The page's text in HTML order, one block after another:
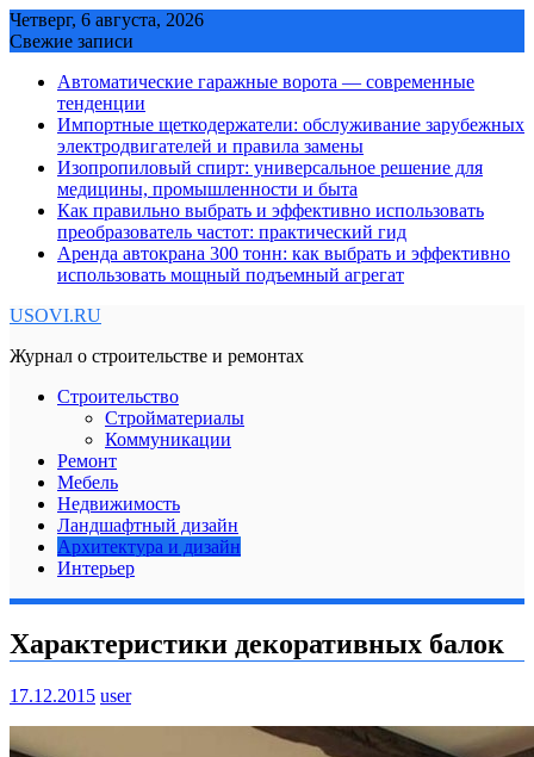
Skip
to
Четверг, 6 августа, 2026
Свежие записи
Автоматические гаражные ворота — современные
тенденции
Импортные щеткодержатели: обслуживание зарубежных
электродвигателей и правила замены
Изопропиловый спирт: универсальное решение для
медицины, промышленности и быта
Как правильно выбрать и эффективно использовать
преобразователь частот: практический гид
Аренда автокрана 300 тонн: как выбрать и эффективно
использовать мощный подъемный агрегат
USOVI.RU
Журнал о строительстве и ремонтах
Строительство
Стройматериалы
Коммуникации
Ремонт
Мебель
Недвижимость
Ландшафтный дизайн
Архитектура и дизайн
Интерьер
Характеристики декоративных балок
17.12.2015 user